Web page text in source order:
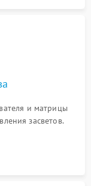
и матрицы
засветов.
плат и
монитора.